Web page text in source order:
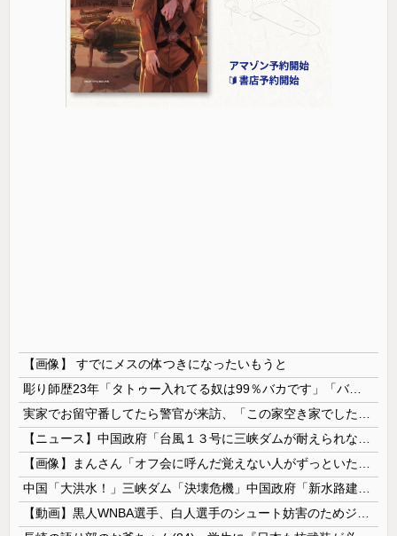
【画像】 すでにメスの体つきになったいもうと
彫り師歴23年「タトゥー入れてる奴は99％バカです」「バカは5000円が好き」無断キャンセル、挨拶できない、金がない…客層をぶっちゃけ